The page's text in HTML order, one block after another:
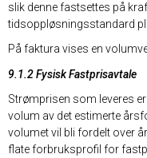
slik denne fastsettes på
tidsoppløsningsstandard
På faktura vises en
9.1.2 Fysisk Fastprisavtale
Strømprisen som leveres
volum av det estimerte
volumet vil bli fordelt over
flate forbruksprofil for